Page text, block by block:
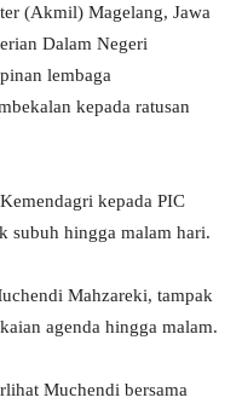
(Akmil) Magelang, Jawa
Dalam Negeri
lembaga
kepada ratusan
kepada PIC
subuh hingga malam hari.
Mahzareki, tampak
agenda hingga malam.
Muchendi bersama